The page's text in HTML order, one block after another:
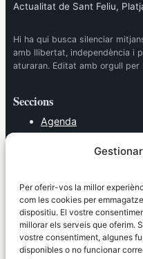
Per oferir-vos la millor
com les cookies per
dispositiu. El vostre
millorar els serveis que oferim.
vostre consentiment, algunes
disponibles o no funcionar
Actualitat de Sant Feliu,
Hi ha qui busca silenciar
amb llibertat, independència i
aturaran. Editat amb orgull per
Seccions
Agenda
Política
Societat
Tendències
elRidaura.com